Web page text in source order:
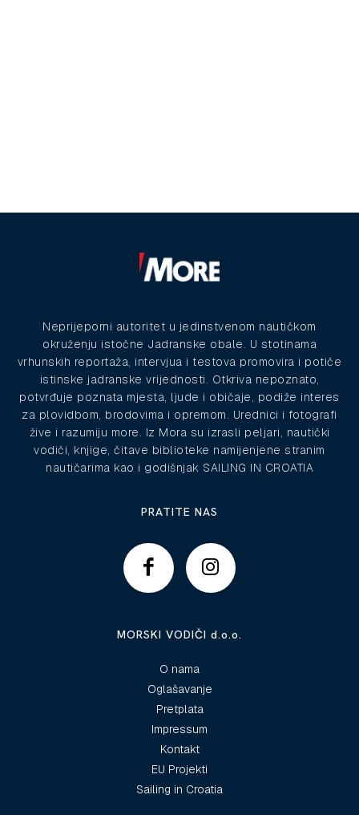
Neprijeporni autoritet u jedinstvenom nautičkom
okruženju istočne Jadranske obale. U stotinama
vrhunskih reportaža, intervjua i testova promovira i potiče
istinske jadranske vrijednosti. Otkriva nepoznato,
potvrđuje poznata mjesta, ljude i običaje, podiže interes
za plovidbom, brodovima i opremom. Urednici i fotografi
žive i razumiju more. Iz Mora su izrasli peljari, nautički
vodiči, knjige, čitave biblioteke namijenjene stranim
nautičarima kao i godišnjak SAILING IN CROATIA
PRATITE NAS
MORSKI VODIČI d.o.o.
O nama
Oglašavanje
Pretplata
Impressum
Kontakt
EU Projekti
Sailing in Croatia